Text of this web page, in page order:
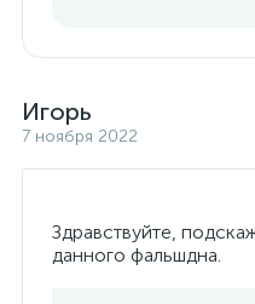
Игорь
7 ноября 2022
Здравствуйте,
данного фальшдна.